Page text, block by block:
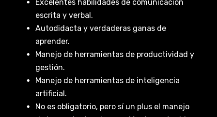
Excelentes habilidades de comunicación
escrita y verbal.
Autodidacta y verdaderas ganas de
aprender.
Manejo de herramientas de productividad y
gestión.
Manejo de herramientas de inteligencia
artificial.
No es obligatorio, pero sí un plus el manejo